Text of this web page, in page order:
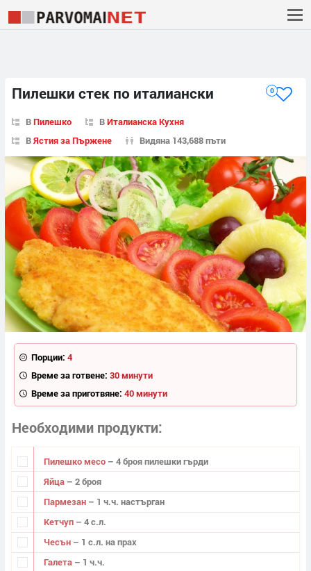
Пилешки стек по италиански 0
ВПилешко ВИталианска Кухня
ВЯстия за Пържене Видяна 143,688 пъти
Порции: 4
Време за готвене: 30 минути
Време за приготвяне: 40 минути
Необходими продукти
Пилешко месо – 4 броя пилешки гърди
Яйца – 2 броя
Пармезан – 1 ч.ч. настърган
Кетчуп – 4 с.л.
Чесън – 1 с.л. на прах
Галета – 1 ч.ч.